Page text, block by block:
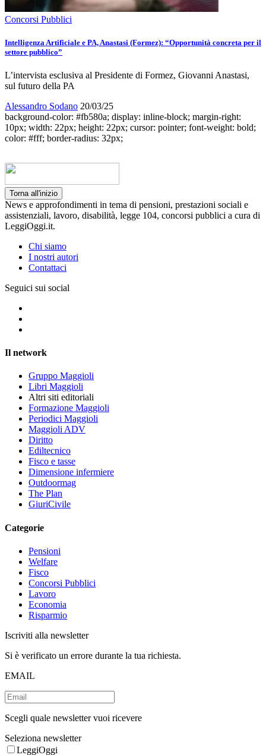
Concorsi Pubblici
Intelligenza Artificiale e PA, Anastasi (Formez): “Opportunità concreta per il
settore pubblico”
L’intervista esclusiva al Presidente di Formez, Giovanni Anastasi,
sul futuro della PA
Alessandro Sodano 20/03/25
background-color: #fb580a; display: inline-block; margin-right:
10px; width: 22px; height: 22px; cursor: pointer; font-weight: bold;
color: #fff; border-radius: 32px;
Torna all'inizio
News e approfondimenti in tema di pensioni, prestazioni sociali e
assistenziali, lavoro, disabilità, legge 104, concorsi pubblici a cura di
LeggiOggi.it.
Chi siamo
I nostri autori
Contattaci
Seguici sui social
Il network
Gruppo Maggioli
Libri Maggioli
Altri siti editoriali
Formazione Maggioli
Periodici Maggioli
Maggioli ADV
Diritto
Ediltecnico
Fisco e tasse
Dimensione infermiere
Outdoormag
The Plan
GiuriCivile
Categorie
Pensioni
Welfare
Fisco
Concorsi Pubblici
Lavoro
Economia
Risparmio
Iscriviti alla newsletter
Si è verificato un errore durante la tua richiesta.
EMAIL
Scegli quale newsletter vuoi ricevere
Seleziona newsletter
LeggiOggi